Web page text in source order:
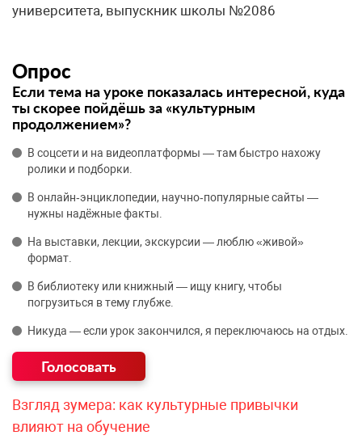
университета, выпускник школы №2086
Опрос
Если тема на уроке показалась интересной, куда
ты скорее пойдёшь за «культурным
продолжением»?
В соцсети и на видеоплатформы — там быстро нахожу
ролики и подборки.
В онлайн‑энциклопедии, научно‑популярные сайты —
нужны надёжные факты.
На выставки, лекции, экскурсии — люблю «живой»
формат.
В библиотеку или книжный — ищу книгу, чтобы
погрузиться в тему глубже.
Никуда — если урок закончился, я переключаюсь на отдых.
Взгляд зумера: как культурные привычки
влияют на обучение